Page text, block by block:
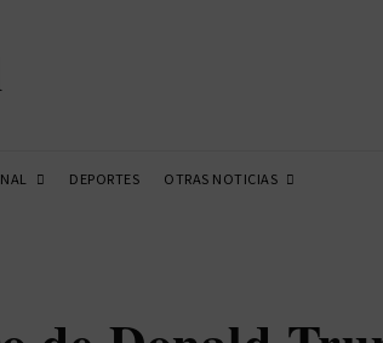
DEPORTES OTRAS NOTICIAS